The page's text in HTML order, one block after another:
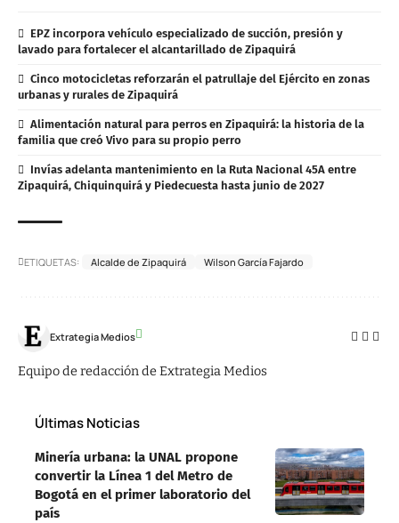
EPZ incorpora vehículo especializado de succión, presión y
lavado para fortalecer el alcantarillado de Zipaquirá
Cinco motocicletas reforzarán el patrullaje del Ejército en zonas
urbanas y rurales de Zipaquirá
Alimentación natural para perros en Zipaquirá: la historia de la
familia que creó Vivo para su propio perro
Invías adelanta mantenimiento en la Ruta Nacional 45A entre
Zipaquirá, Chiquinquirá y Piedecuesta hasta junio de 2027
ETIQUETAS: Alcalde de Zipaquirá Wilson García Fajardo
Extrategia Medios
Equipo de redacción de Extrategia Medios
Últimas Noticias
Minería urbana: la UNAL propone
convertir la Línea 1 del Metro de
Bogotá en el primer laboratorio del
país